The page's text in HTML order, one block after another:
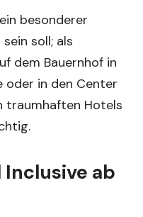
besonderer
soll; als
dem Bauernhof in
oder in den Center
traumhaften Hotels
Inclusive ab